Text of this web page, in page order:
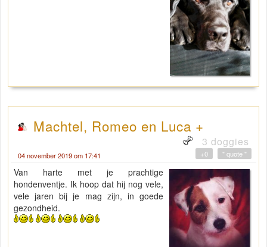
Machtel, Romeo en Luca +
3 doggies
04 november 2019 om 17:41 " quote "
+0
Van harte met je prachtige
hondenventje. Ik hoop dat hij nog vele,
vele jaren bij je mag zijn, in goede
gezondheid.